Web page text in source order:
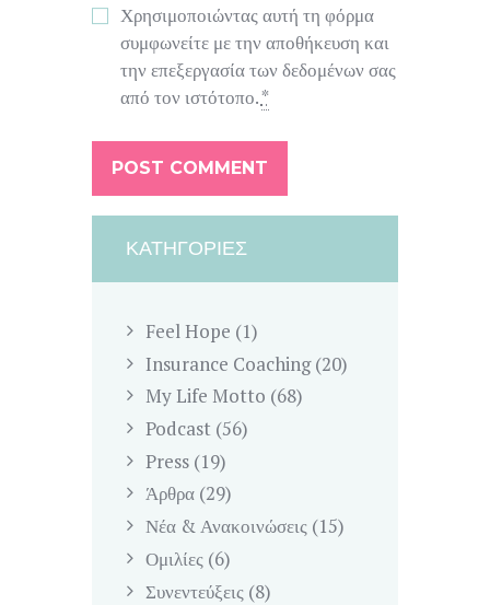
Χρησιμοποιώντας αυτή τη φόρμα
συμφωνείτε με την αποθήκευση και
την επεξεργασία των δεδομένων σας
από τον ιστότοπο.*
ΚΑΤΗΓΟΡΊΕΣ
Feel Hope (1)
Insurance Coaching(20)
My Life Motto (68)
Podcast (56)
Press (19)
Άρθρα (29)
Νέα & Ανακοινώσεις (15)
Ομιλίες (6)
Συνεντεύξεις (8)